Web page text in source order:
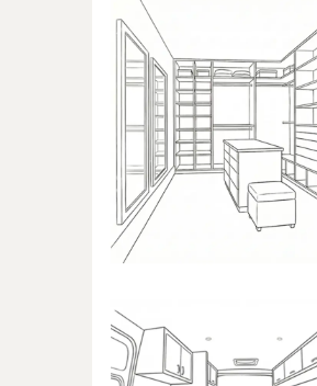
GARDEROBA
Produkty dedykowane do
garderoby